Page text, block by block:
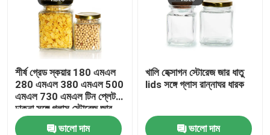
শীর্ষ গ্রেড স্কয়ার 180 এমএল
280 এমএল 380 এমএল 500
এমএল 730 এমএল টিন প্লেট
ঢাকনা সঙ্গে গ্লাস স্টোরেজ জার
ভালো দাম
খালি হেক্সাগন স্টোরেজ জার ধাতু
lids সঙ্গে গ্লাস রান্নাঘর ধারক
ভালো দাম